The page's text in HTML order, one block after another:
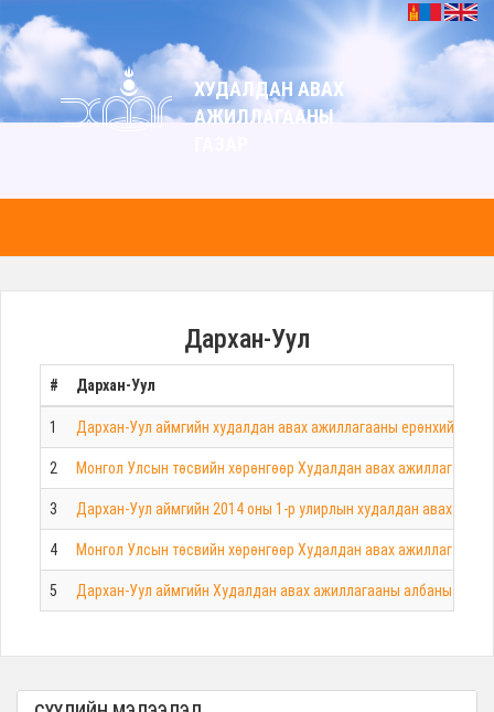
ХУДАЛДАН АВАХ
АЖИЛЛАГААНЫ
Дархан-Уул
# Дархан-Уул
1 Дархан-Уул аймгийн худалдан авах ажиллагааны ерөнхий
2 Монгол Улсын төсвийн хөрөнгөөр Худалдан авах ажиллагааны
3 Дархан-Уул аймгийн 2014 оны 1-р улирлын худалдан авах
4 Монгол Улсын төсвийн хөрөнгөөр Худалдан авах ажиллагааны
5 Дархан-Уул аймгийн Худалдан авах ажиллагааны албаны